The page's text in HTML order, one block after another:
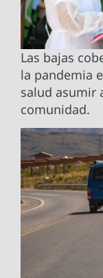
Las bajas
la pandemia
salud asumir
comunidad.